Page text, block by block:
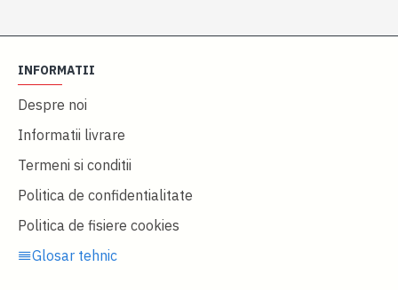
INFORMATII
Despre noi
Informatii livrare
Termeni si conditii
Politica de confidentialitate
Politica de fisiere cookies
Glosar tehnic